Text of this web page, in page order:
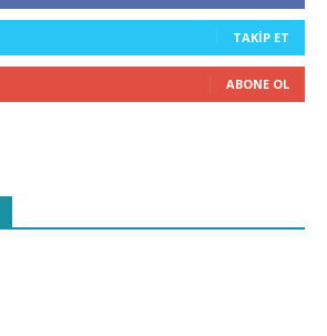
TAKIP ET
ABONE OL